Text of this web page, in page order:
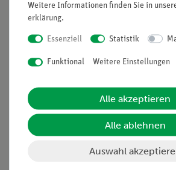
Widerstand 50 Ohm, DB
Widerstand 10 kOhm,
09415-
Widerstand 47 kOhm,
DB
09415-
47
47
Weitere Informationen finden Sie in
erklärung.
Essenziell Statistik
Funktional Weitere Einstellungen
Alle akzeptieren
Alle ablehnen
Auswahl